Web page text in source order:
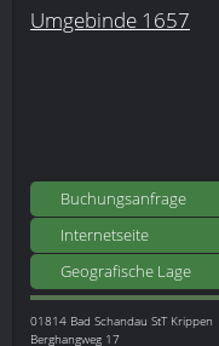
Umgebinde 1657
Buchungsanfrage
Internetseite
Geografische Lage
01814 Bad Schandau StT Krippen
Berghangweg 17